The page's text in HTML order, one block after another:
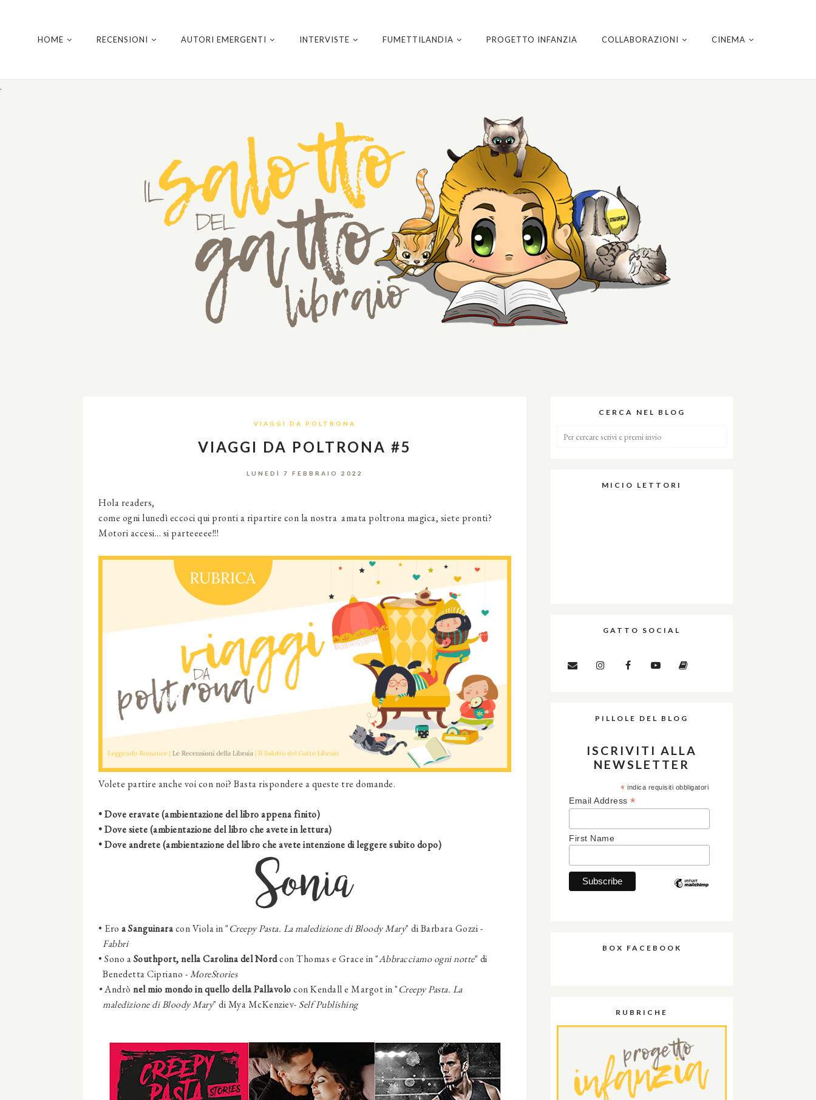
.
HOME RECENSIONI AUTORI EMERGENTI INTERVISTE FUMETTILANDIA PROGETTO INFANZIA COLLABORAZIONI CINEMA
VIAGGI DA POLTRONA
VIAGGI DA POLTRONA #5
LUNEDÌ 7 FEBBRAIO 2022
Hola readers,
come ogni lunedì eccoci qui pronti a ripartire con la nostra amata poltrona magica, siete pronti?
Motori accesi... si parteeeee!!!
Volete partire anche voi con noi? Basta rispondere a queste tre domande.
• Dove eravate (ambientazione del libro appena finito)
• Dove siete (ambientazione del libro che avete in lettura)
• Dove andrete (ambientazione del libro che avete intenzione di leggere subito dopo)
Sonia
• Ero a Sanguinaracon Viola in "Creepy Pasta. La maledizione di Bloody Mary" di Barbara Gozzi -
Fabbri
• Sono aSouthport, nella Carolina del Nordcon Thomas e Grace in "Abbracciamo ogni notte" di
Benedetta Cipriano -MoreStories
•Andrò nel mio mondo in quello della PallavoloconKendall e Margotin "Creepy Pasta. La
maledizione di Bloody Mary" di Mya McKenziev- Self Publishing
CERCA NEL BLOG
MICIO LETTORI
GATTO SOCIAL
PILLOLE DEL BLOG
ISCRIVITI ALLA
NEWSLETTER
* indica requisiti obbligatori
Email Address *
First Name
BOX FACEBOOK
RUBRICHE